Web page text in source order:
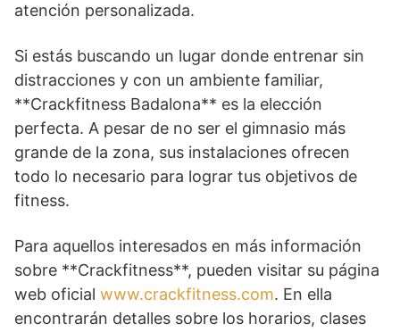
atención personalizada.
Si estás buscando un lugar donde entrenar sin
distracciones y con un ambiente familiar,
**Crackfitness Badalona** es la elección
perfecta. A pesar de no ser el gimnasio más
grande de la zona, sus instalaciones ofrecen
todo lo necesario para lograr tus objetivos de
fitness.
Para aquellos interesados en más información
sobre **Crackfitness**, pueden visitar su página
web oficial www.crackfitness.com. En ella
encontrarán detalles sobre los horarios, clases